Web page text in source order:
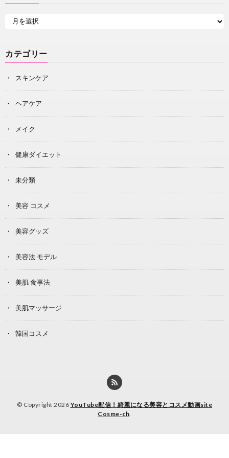
カテゴリー
スキンケア
ヘアケア
メイク
健康ダイエット
未分類
美容 コスメ
美容グッズ
美容法 モデル
美肌 食事法
美肌マッサージ
韓国コスメ
© Copyright 2026 YouTube配信！綺麗になる美容とコスメ動画site
Cosme-ch.